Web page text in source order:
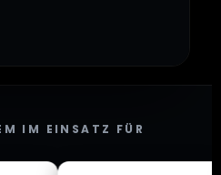
IM EINSATZ FÜR